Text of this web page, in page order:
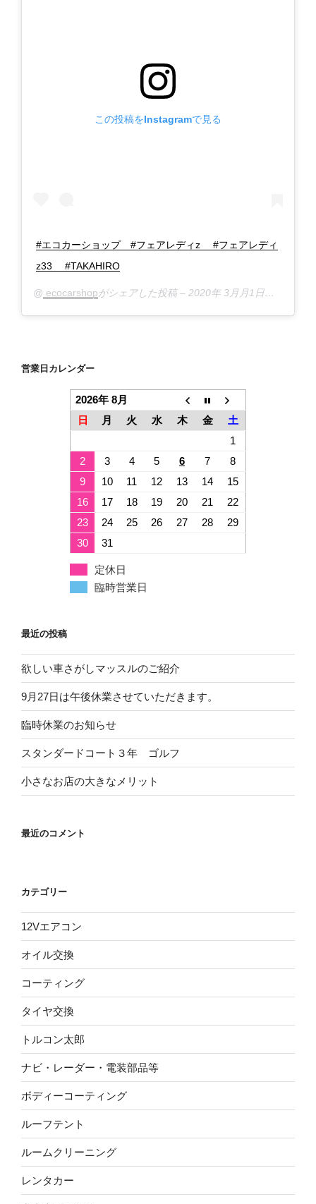
この投稿をInstagramで見る
#エコカーショップ #フェアレディz #フェアレディ
z33 #TAKAHIRO
@ ecocarshopがシェアした投稿 – 2020年 3月月1日午後6時03分PST
営業日カレンダー
2026年 8月
日
月 火 水 木 金
土
1
2
3 4 5 6 7
8
9
10 11 12 13 14
15
16
17 18 19 20 21
22
23
24 25 26 27 28
29
30
31
定休日
臨時営業日
最近の投稿
欲しい車さがしマッスルのご紹介
9月27日は午後休業させていただきます。
臨時休業のお知らせ
スタンダードコート３年 ゴルフ
小さなお店の大きなメリット
最近のコメント
カテゴリー
12Vエアコン
オイル交換
コーティング
タイヤ交換
トルコン太郎
ナビ・レーダー・電装部品等
ボディーコーティング
ルーフテント
ルームクリーニング
レンタカー